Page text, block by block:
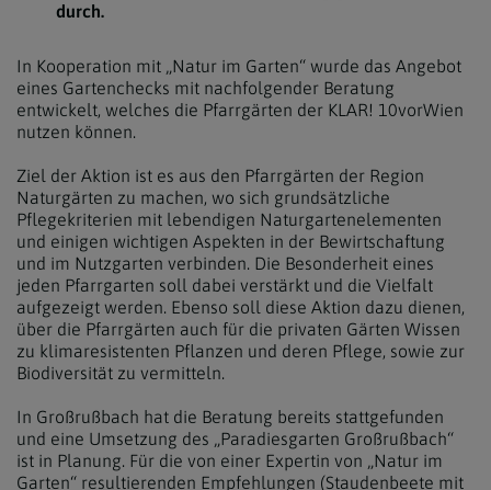
durch.
In Kooperation mit „Natur im Garten“ wurde das Angebot
eines Gartenchecks mit nachfolgender Beratung
entwickelt, welches die Pfarrgärten der KLAR! 10vorWien
nutzen können.
Ziel der Aktion ist es aus den Pfarrgärten der Region
Naturgärten zu machen, wo sich grundsätzliche
Pflegekriterien mit lebendigen Naturgartenelementen
und einigen wichtigen Aspekten in der Bewirtschaftung
und im Nutzgarten verbinden. Die Besonderheit eines
jeden Pfarrgarten soll dabei verstärkt und die Vielfalt
aufgezeigt werden. Ebenso soll diese Aktion dazu dienen,
über die Pfarrgärten auch für die privaten Gärten Wissen
zu klimaresistenten Pflanzen und deren Pflege, sowie zur
Biodiversität zu vermitteln.
In Großrußbach hat die Beratung bereits stattgefunden
und eine Umsetzung des „Paradiesgarten Großrußbach“
ist in Planung. Für die von einer Expertin von „Natur im
Garten“ resultierenden Empfehlungen (Staudenbeete mit